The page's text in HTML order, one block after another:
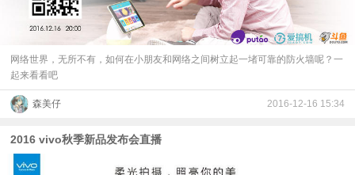
网络世界，无所不有，如何在小朋友和网络之间树立起一堵可靠的防火墙呢？一
起来看看吧
森美仔 2016-12-16 15:34
2016 vivo秋季新品发布会直播